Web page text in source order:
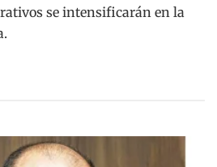
se intensificarán en la